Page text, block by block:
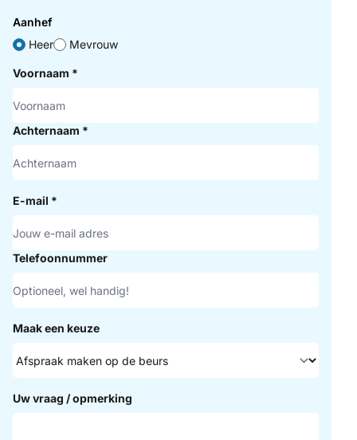
Aanhef
Heer
Mevrouw
Voornaam *
Achternaam *
E-mail *
Telefoonnummer
Maak een keuze
Uw vraag / opmerking